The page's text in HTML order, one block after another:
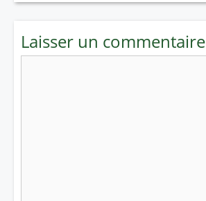
Laisser un commentaire